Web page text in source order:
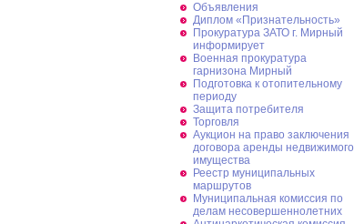
Объявления
Диплом «Признательность»
Прокуратура ЗАТО г. Мирный
информирует
Военная прокуратура
гарнизона Мирный
Подготовка к отопительному
периоду
Защита потребителя
Торговля
Аукцион на право заключения
договора аренды недвижимого
имущества
Реестр муниципальных
маршрутов
Муниципальная комиссия по
делам несовершеннолетних